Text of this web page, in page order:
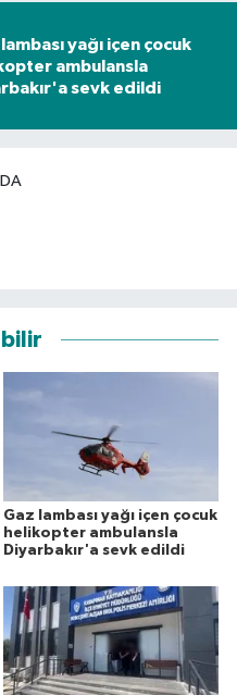
yağı içen çocuk
ambulansla
sevk edildi
Gaz lambası yağı içen çocuk
helikopter ambulansla
Diyarbakır'a sevk edildi